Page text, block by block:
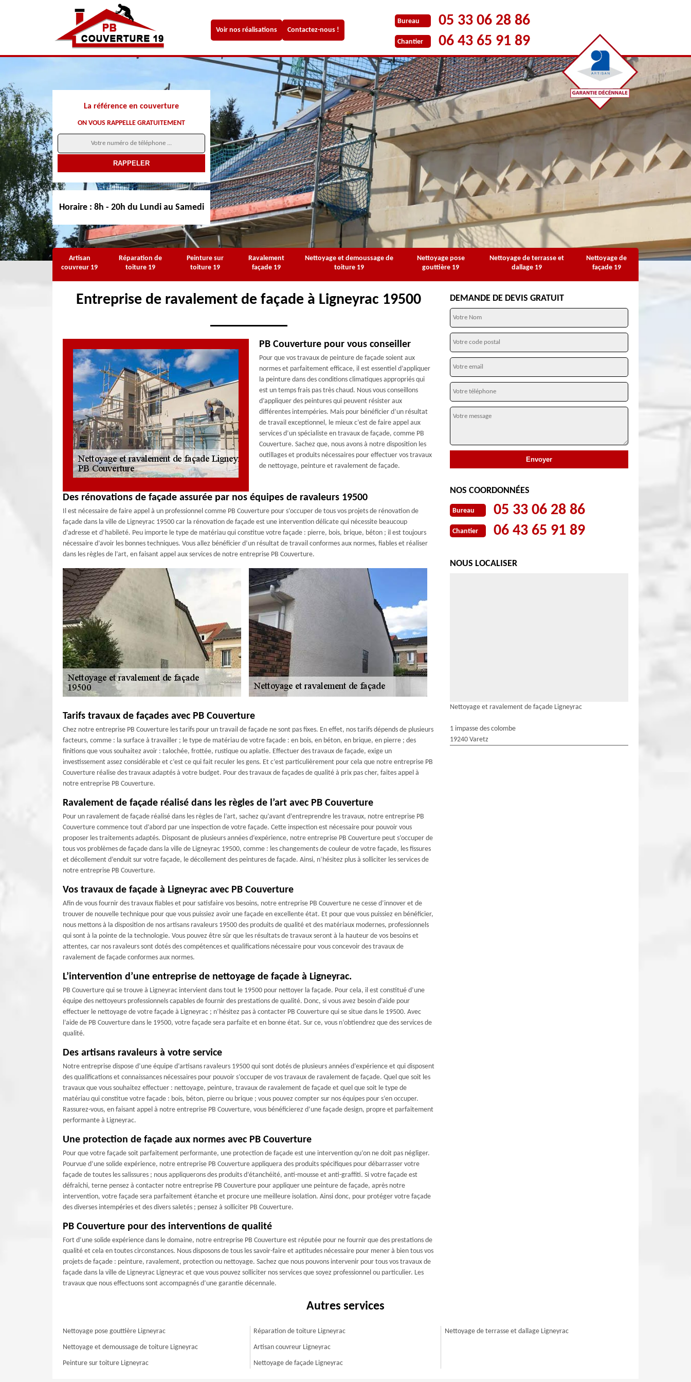
Voir nos réalisations Contactez-nous !
Bureau 05 33 06 28 86
Chantier 06 43 65 91 89
La référence en couverture
ON VOUS RAPPELLE GRATUITEMENT
Horaire : 8h - 20h du Lundi au Samedi
Artisan
couvreur 19
Réparation de
toiture 19
Peinture sur
toiture 19
Ravalement
façade 19
Nettoyage et demoussage de
toiture 19
Nettoyage pose
gouttière 19
Nettoyage de terrasse et
dallage 19
Nettoyage de
façade 19
Entreprise de ravalement de façade à Ligneyrac 19500
PB Couverture pour vous conseiller
Pour que vos travaux de peinture de façade soient aux
normes et parfaitement efficace, il est essentiel d’appliquer
la peinture dans des conditions climatiques appropriés qui
est un temps frais pas très chaud. Nous vous conseillons
d’appliquer des peintures qui peuvent résister aux
différentes intempéries. Mais pour bénéficier d’un résultat
de travail exceptionnel, le mieux c’est de faire appel aux
services d’un spécialiste en travaux de façade, comme PB
Couverture. Sachez que, nous avons à notre disposition les
outillages et produits nécessaires pour effectuer vos travaux
de nettoyage, peinture et ravalement de façade.
Des rénovations de façade assurée par nos équipes de ravaleurs 19500
Il est nécessaire de faire appel à un professionnel comme PB Couverture pour s’occuper de tous vos projets de rénovation de
façade dans la ville de Ligneyrac 19500 car la rénovation de façade est une intervention délicate qui nécessite beaucoup
d’adresse et d’habileté. Peu importe le type de matériau qui constitue votre façade : pierre, bois, brique, béton ; il est toujours
nécessaire d’avoir les bonnes techniques. Vous allez bénéficier d’un résultat de travail conformes aux normes, fiables et réaliser
dans les règles de l’art, en faisant appel aux services de notre entreprise PB Couverture.
Tarifs travaux de façades avec PB Couverture
Chez notre entreprise PB Couverture les tarifs pour un travail de façade ne sont pas fixes. En effet, nos tarifs dépends de plusieurs
facteurs, comme : la surface à travailler ; le type de matériau de votre façade : en bois, en béton, en brique, en pierre ; des
finitions que vous souhaitez avoir : talochée, frottée, rustique ou aplatie. Effectuer des travaux de façade, exige un
investissement assez considérable et c’est ce qui fait reculer les gens. Et c’est particulièrement pour cela que notre entreprise PB
Couverture réalise des travaux adaptés à votre budget. Pour des travaux de façades de qualité à prix pas cher, faites appel à
notre entreprise PB Couverture.
Ravalement de façade réalisé dans les règles de l’art avec PB Couverture
Pour un ravalement de façade réalisé dans les règles de l’art, sachez qu’avant d’entreprendre les travaux, notre entreprise PB
Couverture commence tout d’abord par une inspection de votre façade. Cette inspection est nécessaire pour pouvoir vous
proposer les traitements adaptés. Disposant de plusieurs années d’expérience, notre entreprise PB Couverture peut s’occuper de
tous vos problèmes de façade dans la ville de Ligneyrac 19500, comme : les changements de couleur de votre façade, les fissures
et décollement d’enduit sur votre façade, le décollement des peintures de façade. Ainsi, n’hésitez plus à solliciter les services de
notre entreprise PB Couverture.
Vos travaux de façade à Ligneyrac avec PB Couverture
Afin de vous fournir des travaux fiables et pour satisfaire vos besoins, notre entreprise PB Couverture ne cesse d’innover et de
trouver de nouvelle technique pour que vous puissiez avoir une façade en excellente état. Et pour que vous puissiez en bénéficier,
nous mettons à la disposition de nos artisans ravaleurs 19500 des produits de qualité et des matériaux modernes, professionnels
qui sont à la pointe de la technologie. Vous pouvez être sûr que les résultats de travaux seront à la hauteur de vos besoins et
attentes, car nos ravaleurs sont dotés des compétences et qualifications nécessaire pour vous concevoir des travaux de
ravalement de façade conformes aux normes.
L’intervention d’une entreprise de nettoyage de façade à Ligneyrac.
PB Couverture qui se trouve à Ligneyrac intervient dans tout le 19500 pour nettoyer la façade. Pour cela, il est constitué d’une
équipe des nettoyeurs professionnels capables de fournir des prestations de qualité. Donc, si vous avez besoin d’aide pour
effectuer le nettoyage de votre façade à Ligneyrac ; n’hésitez pas à contacter PB Couverture qui se situe dans le 19500. Avec
l’aide de PB Couverture dans le 19500, votre façade sera parfaite et en bonne état. Sur ce, vous n’obtiendrez que des services de
qualité.
Des artisans ravaleurs à votre service
Notre entreprise dispose d’une équipe d’artisans ravaleurs 19500 qui sont dotés de plusieurs années d’expérience et qui disposent
des qualifications et connaissances nécessaires pour pouvoir s’occuper de vos travaux de ravalement de façade. Quel que soit les
travaux que vous souhaitez effectuer : nettoyage, peinture, travaux de ravalement de façade et quel que soit le type de
matériau qui constitue votre façade : bois, béton, pierre ou brique ; vous pouvez compter sur nos équipes pour s’en occuper.
Rassurez-vous, en faisant appel à notre entreprise PB Couverture, vous bénéficierez d’une façade design, propre et parfaitement
performante à Ligneyrac.
Une protection de façade aux normes avec PB Couverture
Pour que votre façade soit parfaitement performante, une protection de façade est une intervention qu’on ne doit pas négliger.
Pourvue d’une solide expérience, notre entreprise PB Couverture appliquera des produits spécifiques pour débarrasser votre
façade de toutes les salissures ; nous appliquerons des produits d’étanchéité, anti-mousse et anti-graffiti. Si votre façade est
défraîchi, terne pensez à contacter notre entreprise PB Couverture pour appliquer une peinture de façade, après notre
intervention, votre façade sera parfaitement étanche et procure une meilleure isolation. Ainsi donc, pour protéger votre façade
des diverses intempéries et des divers saletés ; pensez à solliciter PB Couverture.
PB Couverture pour des interventions de qualité
Fort d’une solide expérience dans le domaine, notre entreprise PB Couverture est réputée pour ne fournir que des prestations de
qualité et cela en toutes circonstances. Nous disposons de tous les savoir-faire et aptitudes nécessaire pour mener à bien tous vos
projets de façade : peinture, ravalement, protection ou nettoyage. Sachez que nous pouvons intervenir pour tous vos travaux de
façade dans la ville de Ligneyrac Ligneyrac et que vous pouvez solliciter nos services que soyez professionnel ou particulier. Les
travaux que nous effectuons sont accompagnés d’une garantie décennale.
DEMANDE DE DEVIS GRATUIT
NOS COORDONNÉES
Bureau 05 33 06 28 86
Chantier 06 43 65 91 89
NOUS LOCALISER
Nettoyage et ravalement de façade Ligneyrac
1 impasse des colombe
19240 Varetz
Autres services
Nettoyage pose gouttière Ligneyrac
Nettoyage et demoussage de toiture Ligneyrac
Peinture sur toiture Ligneyrac
Réparation de toiture Ligneyrac
Artisan couvreur Ligneyrac
Nettoyage de façade Ligneyrac
Nettoyage de terrasse et dallage Ligneyrac